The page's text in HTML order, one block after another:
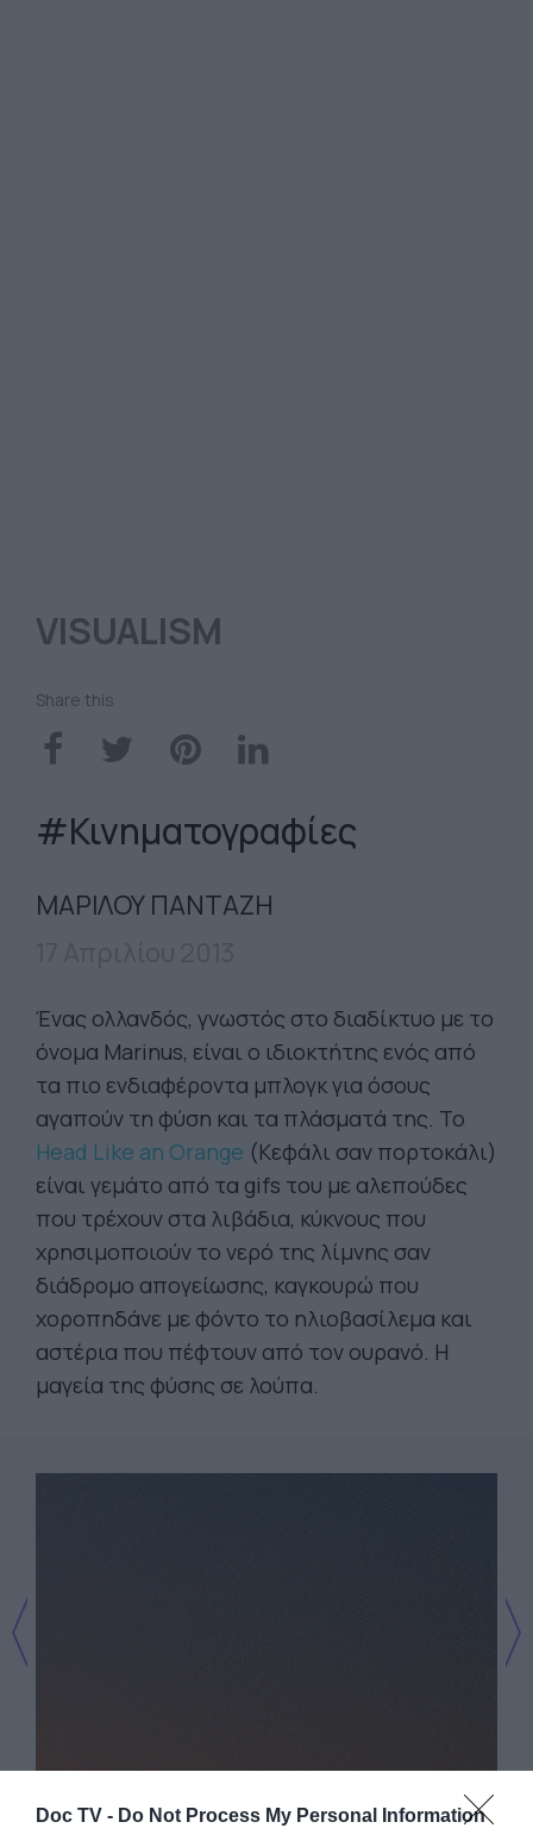
Doc TV - Do Not Process My Personal Information
VISUALISM
Share this
#Κινηματογραφίες
ΜΑΡΙΛΟΥ ΠΑΝΤΑΖΗ
Ένας ολλανδός, γνωστός στο διαδίκτυο με το
όνομα Marinus, είναι ο ιδιοκτήτης ενός από
τα πιο ενδιαφέροντα μπλογκ για όσους
αγαπούν τη φύση και τα πλάσματά της. Το
Head Like an Orange (Κεφάλι σαν πορτοκάλι)
είναι γεμάτο από τα gifs του με αλεπούδες
που τρέχουν στα λιβάδια, κύκνους που
χρησιμοποιούν το νερό της λίμνης σαν
διάδρομο απογείωσης, καγκουρώ που
χοροπηδάνε με φόντο το ηλιοβασίλεμα και
αστέρια που πέφτουν από τον ουρανό. Η
μαγεία της φύσης σε λούπα.